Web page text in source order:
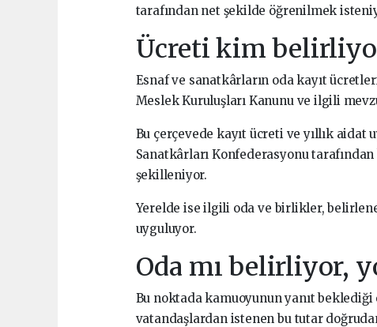
tarafından net şekilde öğrenilmek
Ücreti kim
Esnaf ve sanatkârların oda kayıt
Meslek Kuruluşları Kanunu ve ilgili
Bu çerçevede kayıt ücreti ve yıllık aidat
Sanatkârları Konfederasyonu
şekilleniyor.
Yerelde ise ilgili oda ve birlikler,
uyguluyor.
Oda mı belirliyor,
Bu noktada kamuoyunun yanıt beklediği
vatandaşlardan istenen bu tutar